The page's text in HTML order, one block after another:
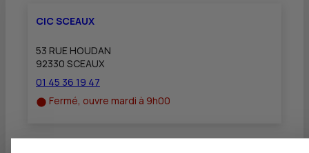
CIC SCEAUX
53 RUE HOUDAN
92330 SCEAUX
01 45 36 19 47
Fermé, ouvre mardi à 9h00